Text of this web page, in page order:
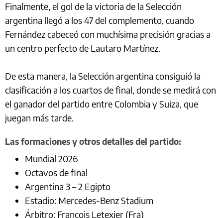
Finalmente, el gol de la victoria de la Selección
argentina llegó a los 47 del complemento, cuando
Fernández cabeceó con muchísima precisión gracias a
un centro perfecto de Lautaro Martínez.
De esta manera, la Selección argentina consiguió la
clasificación a los cuartos de final, donde se medirá con
el ganador del partido entre Colombia y Suiza, que
juegan más tarde.
Las formaciones y otros detalles del partido:
Mundial 2026
Octavos de final
Argentina 3 – 2 Egipto
Estadio: Mercedes-Benz Stadium
Árbitro: Francois Letexier (Fra)